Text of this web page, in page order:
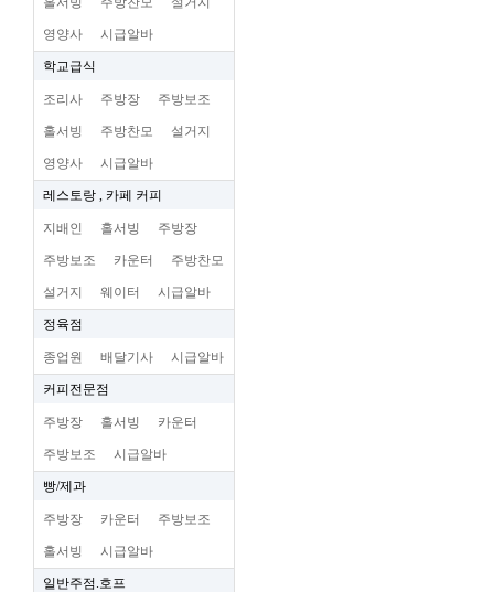
영양사 시급알바
학교급식
조리사 주방장 주방보조
홀서빙 주방찬모 설거지
영양사 시급알바
레스토랑 , 카페 커피
지배인 홀서빙 주방장
주방보조 카운터 주방찬모
설거지 웨이터 시급알바
정육점
종업원 배달기사 시급알바
커피전문점
주방장 홀서빙 카운터
주방보조 시급알바
빵/제과
주방장 카운터 주방보조
홀서빙 시급알바
일반주점.호프